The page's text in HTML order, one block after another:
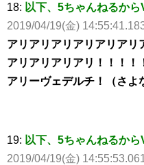
18: 以下、5ちゃんねるか
2019/04/19(金)
アリアリアリアリアリアリ
アリアリアリアリ！！！！
アリーヴェデルチ！（さよ
19: 以下、5ちゃんねるか
2019/04/19(金)